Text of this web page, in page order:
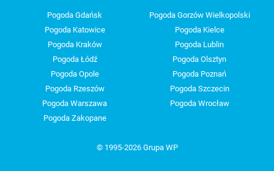
Pogoda Gdańsk
Pogoda Gorzów Wielkopolski
Pogoda Katowice
Pogoda Kielce
Pogoda Kraków
Pogoda Lublin
Pogoda Łódź
Pogoda Olsztyn
Pogoda Opole
Pogoda Poznań
Pogoda Rzeszów
Pogoda Szczecin
Pogoda Warszawa
Pogoda Wrocław
Pogoda Zakopane
© 1995-2026 Grupa WP